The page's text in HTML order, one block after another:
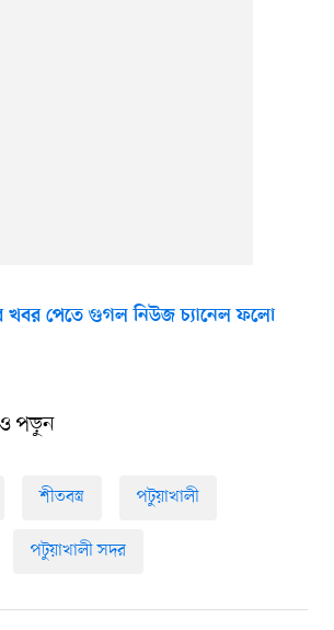
পেতে গুগল নিউজ চ্যানেল ফলো
পড়ুন
শীতবস্ত্র পটুয়াখালী
পটুয়াখালী সদর